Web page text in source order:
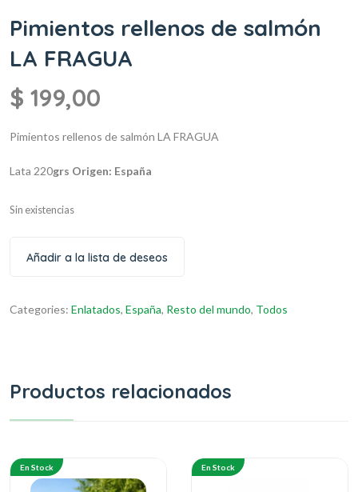
Pimientos rellenos de salmón
LA FRAGUA
$ 199,00
Pimientos rellenos de salmón LA FRAGUA
Lata 220grs Origen: España
Sin existencias
Añadir a la lista de deseos
Categories: Enlatados, España, Resto del mundo, Todos
Productos relacionados
En Stock En Stock